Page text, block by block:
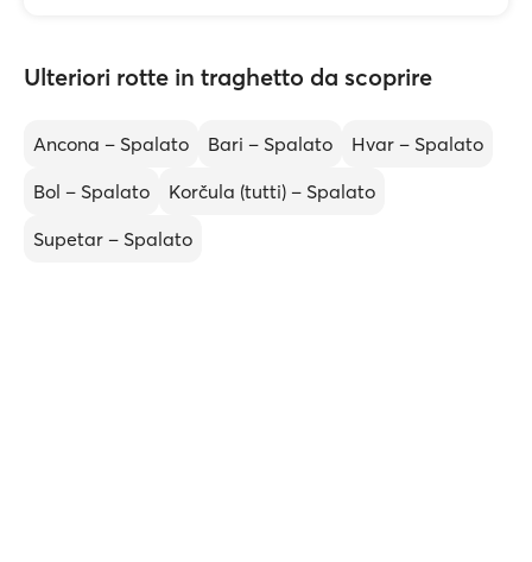
Ulteriori rotte in traghetto da scoprire
Ancona – Spalato Bari – Spalato
Hvar – Spalato
Bol – Spalato
Korčula (tutti) – Spalato
Supetar – Spalato